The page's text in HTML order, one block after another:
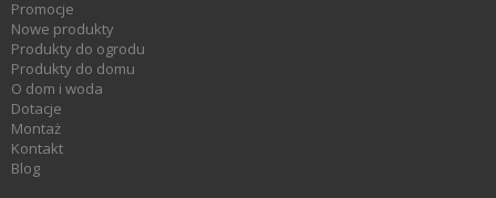
Promocje
Nowe produkty
Produkty do ogrodu
Produkty do domu
O dom i woda
Dotacje
Montaż
Kontakt
Blog